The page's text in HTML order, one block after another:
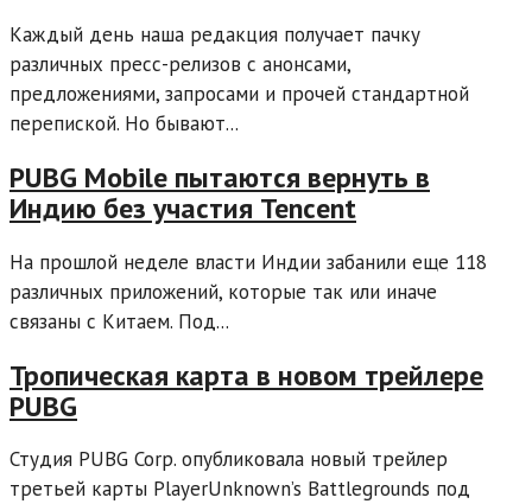
Каждый день наша редакция получает пачку
различных пресс-релизов с анонсами,
предложениями, запросами и прочей стандартной
перепиской. Но бывают...
PUBG Mobile пытаются вернуть в
Индию без участия Tencent
На прошлой неделе власти Индии забанили еще 118
различных приложений, которые так или иначе
связаны с Китаем. Под...
Тропическая карта в новом трейлере
PUBG
Студия PUBG Corp. опубликовала новый трейлер
третьей карты PlayerUnknown’s Battlegrounds под